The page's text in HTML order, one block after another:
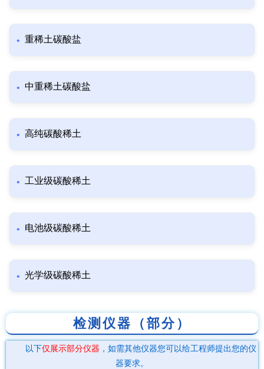
重稀土碳酸盐
中重稀土碳酸盐
高纯碳酸稀土
工业级碳酸稀土
电池级碳酸稀土
光学级碳酸稀土
检测仪器（部分）
以下仅展示部分仪器 ，如需其他仪器您可以给工程师提出您的仪
器要求。